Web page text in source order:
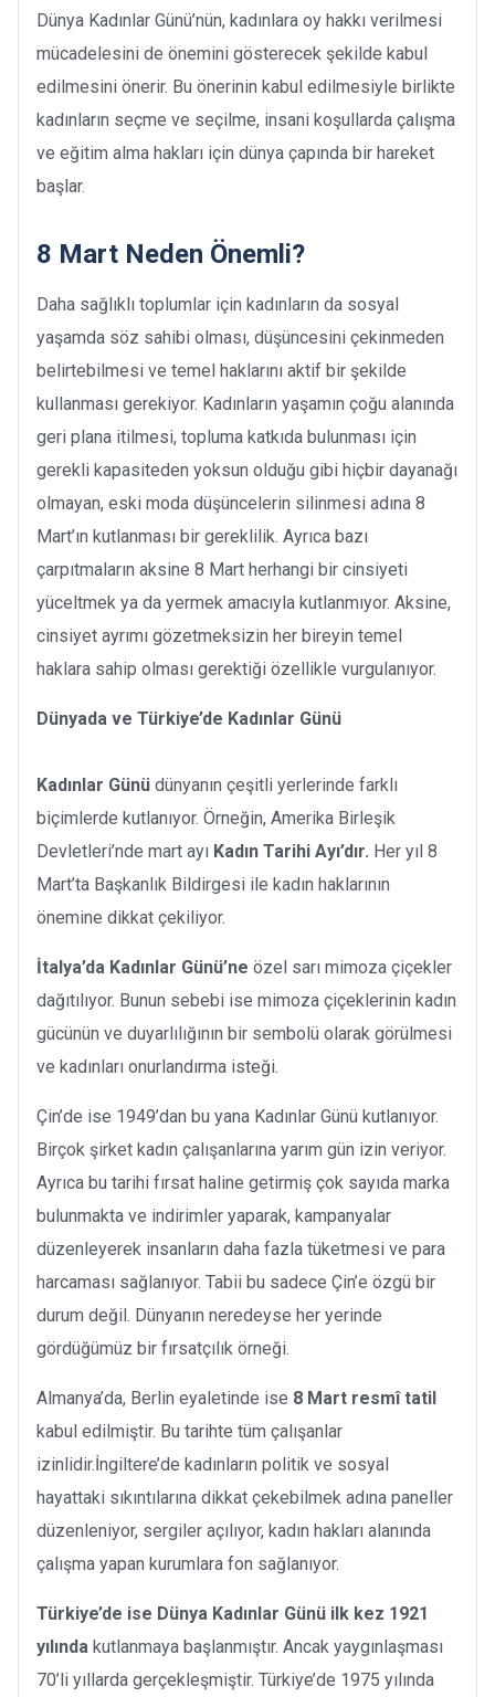
Dünya Kadınlar Günü’nün, kadınlara oy hakkı verilmesi
mücadelesini de önemini gösterecek şekilde kabul
edilmesini önerir. Bu önerinin kabul edilmesiyle birlikte
kadınların seçme ve seçilme, insani koşullarda çalışma
ve eğitim alma hakları için dünya çapında bir hareket
başlar.
8 Mart Neden Önemli?
Daha sağlıklı toplumlar için kadınların da sosyal
yaşamda söz sahibi olması, düşüncesini çekinmeden
belirtebilmesi ve temel haklarını aktif bir şekilde
kullanması gerekiyor. Kadınların yaşamın çoğu alanında
geri plana itilmesi, topluma katkıda bulunması için
gerekli kapasiteden yoksun olduğu gibi hiçbir dayanağı
olmayan, eski moda düşüncelerin silinmesi adına 8
Mart’ın kutlanması bir gereklilik. Ayrıca bazı
çarpıtmaların aksine 8 Mart herhangi bir cinsiyeti
yüceltmek ya da yermek amacıyla kutlanmıyor. Aksine,
cinsiyet ayrımı gözetmeksizin her bireyin temel
haklara sahip olması gerektiği özellikle vurgulanıyor.
Dünyada ve Türkiye’de Kadınlar Günü
Kadınlar Günü dünyanın çeşitli yerlerinde farklı
biçimlerde kutlanıyor. Örneğin, Amerika Birleşik
Devletleri’nde mart ayı Kadın Tarihi Ayı’dır. Her yıl 8
Mart’ta Başkanlık Bildirgesi ile kadın haklarının
önemine dikkat çekiliyor.
İtalya’da Kadınlar Günü’ne özel sarı mimoza çiçekler
dağıtılıyor. Bunun sebebi ise mimoza çiçeklerinin kadın
gücünün ve duyarlılığının bir sembolü olarak görülmesi
ve kadınları onurlandırma isteği.
Çin’de ise 1949’dan bu yana Kadınlar Günü kutlanıyor.
Birçok şirket kadın çalışanlarına yarım gün izin veriyor.
Ayrıca bu tarihi fırsat haline getirmiş çok sayıda marka
bulunmakta ve indirimler yaparak, kampanyalar
düzenleyerek insanların daha fazla tüketmesi ve para
harcaması sağlanıyor. Tabii bu sadece Çin’e özgü bir
durum değil. Dünyanın neredeyse her yerinde
gördüğümüz bir fırsatçılık örneği.
Almanya’da, Berlin eyaletinde ise 8 Mart resmî tatil
kabul edilmiştir. Bu tarihte tüm çalışanlar
izinlidir.İngiltere’de kadınların politik ve sosyal
hayattaki sıkıntılarına dikkat çekebilmek adına paneller
düzenleniyor, sergiler açılıyor, kadın hakları alanında
çalışma yapan kurumlara fon sağlanıyor.
Türkiye’de ise Dünya Kadınlar Günü ilk kez 1921
yılında kutlanmaya başlanmıştır. Ancak yaygınlaşması
70’li yıllarda gerçekleşmiştir. Türkiye’de 1975 yılında